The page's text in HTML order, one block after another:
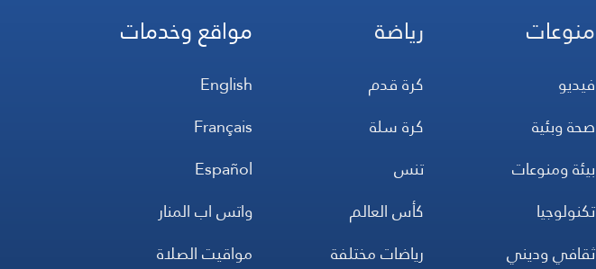
منوعات
فيديو
صحة وبئية
بيئة ومنوعات
تكنولوجيا
ثقافي وديني
رياضة
كرة قدم
كرة سلة
تنس
كأس العالم
رياضات مختلفة
مواقع وخدمات
English
Français
Español
واتس اب المنار
مواقيت الصلاة